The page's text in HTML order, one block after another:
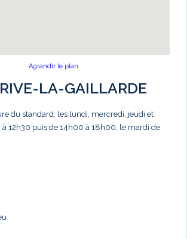
Agrandir le plan
LA-GAILLARDE
du standard: les lundi, mercredi, jeudi et
12h30 puis de 14h00 à 18h00, le mardi de